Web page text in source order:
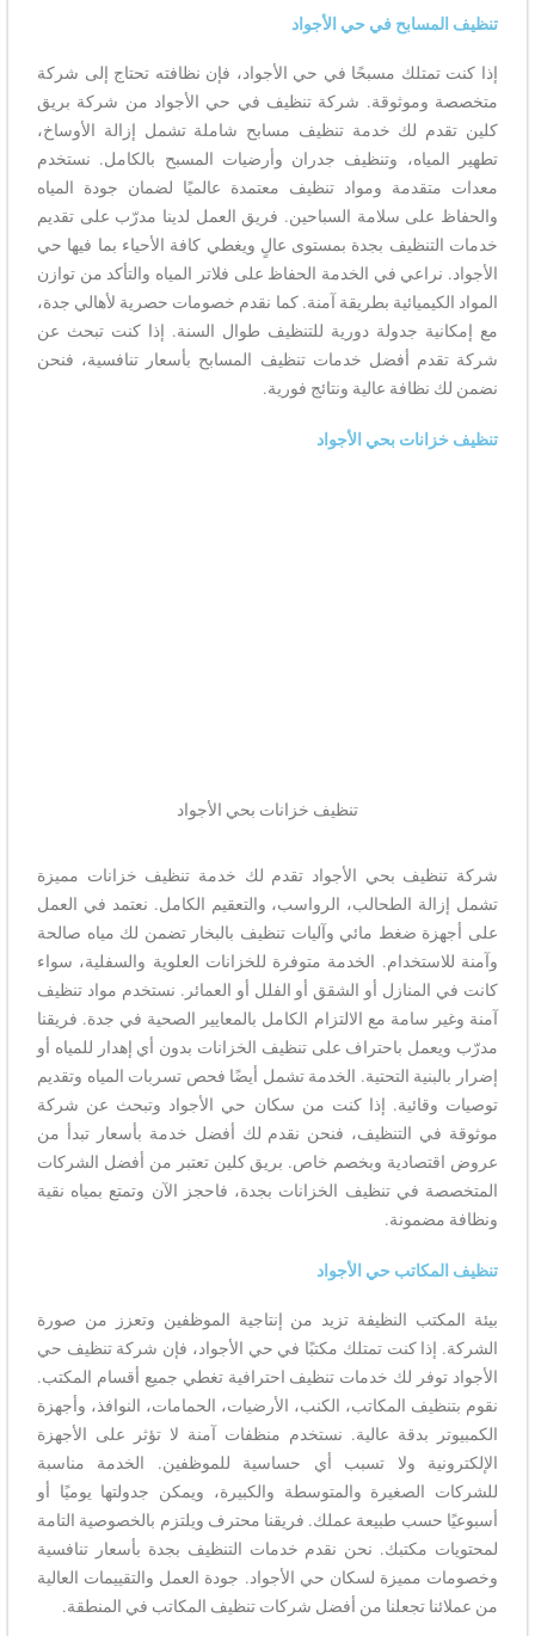
تنظيف المسابح في حي الأجواد
إذا كنت تمتلك مسبحًا في حي الأجواد، فإن نظافته تحتاج إلى شركة
متخصصة وموثوقة. شركة تنظيف في حي الأجواد من شركة بريق
كلين تقدم لك خدمة تنظيف مسابح شاملة تشمل إزالة الأوساخ،
تطهير المياه، وتنظيف جدران وأرضيات المسبح بالكامل. نستخدم
معدات متقدمة ومواد تنظيف معتمدة عالميًا لضمان جودة المياه
والحفاظ على سلامة السباحين. فريق العمل لدينا مدرّب على تقديم
خدمات التنظيف بجدة بمستوى عالٍ ويغطي كافة الأحياء بما فيها حي
الأجواد. نراعي في الخدمة الحفاظ على فلاتر المياه والتأكد من توازن
المواد الكيميائية بطريقة آمنة. كما نقدم خصومات حصرية لأهالي جدة،
مع إمكانية جدولة دورية للتنظيف طوال السنة. إذا كنت تبحث عن
شركة تقدم أفضل خدمات تنظيف المسابح بأسعار تنافسية، فنحن
نضمن لك نظافة عالية ونتائج فورية.
تنظيف خزانات بحي الأجواد
تنظيف خزانات بحي الأجواد
شركة تنظيف بحي الأجواد تقدم لك خدمة تنظيف خزانات مميزة
تشمل إزالة الطحالب، الرواسب، والتعقيم الكامل. نعتمد في العمل
على أجهزة ضغط مائي وآليات تنظيف بالبخار تضمن لك مياه صالحة
وآمنة للاستخدام. الخدمة متوفرة للخزانات العلوية والسفلية، سواء
كانت في المنازل أو الشقق أو الفلل أو العمائر. نستخدم مواد تنظيف
آمنة وغير سامة مع الالتزام الكامل بالمعايير الصحية في جدة. فريقنا
مدرّب ويعمل باحتراف على تنظيف الخزانات بدون أي إهدار للمياه أو
إضرار بالبنية التحتية. الخدمة تشمل أيضًا فحص تسربات المياه وتقديم
توصيات وقائية. إذا كنت من سكان حي الأجواد وتبحث عن شركة
موثوقة في التنظيف، فنحن نقدم لك أفضل خدمة بأسعار تبدأ من
عروض اقتصادية وبخصم خاص. بريق كلين تعتبر من أفضل الشركات
المتخصصة في تنظيف الخزانات بجدة، فاحجز الآن وتمتع بمياه نقية
ونظافة مضمونة.
تنظيف المكاتب حي الأجواد
بيئة المكتب النظيفة تزيد من إنتاجية الموظفين وتعزز من صورة
الشركة. إذا كنت تمتلك مكتبًا في حي الأجواد، فإن شركة تنظيف حي
الأجواد توفر لك خدمات تنظيف احترافية تغطي جميع أقسام المكتب.
نقوم بتنظيف المكاتب، الكنب، الأرضيات، الحمامات، النوافذ، وأجهزة
الكمبيوتر بدقة عالية. نستخدم منظفات آمنة لا تؤثر على الأجهزة
الإلكترونية ولا تسبب أي حساسية للموظفين. الخدمة مناسبة
للشركات الصغيرة والمتوسطة والكبيرة، ويمكن جدولتها يوميًا أو
أسبوعيًا حسب طبيعة عملك. فريقنا محترف ويلتزم بالخصوصية التامة
لمحتويات مكتبك. نحن نقدم خدمات التنظيف بجدة بأسعار تنافسية
وخصومات مميزة لسكان حي الأجواد. جودة العمل والتقييمات العالية
من عملائنا تجعلنا من أفضل شركات تنظيف المكاتب في المنطقة.